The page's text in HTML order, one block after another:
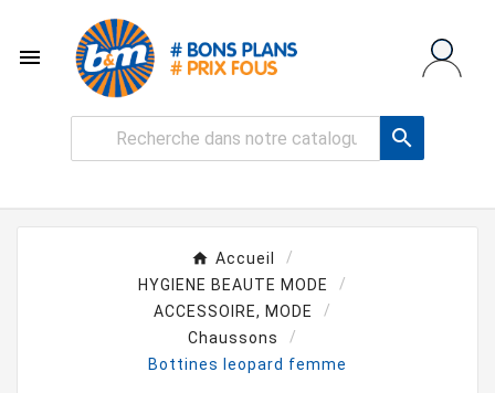


Accueil
HYGIENE BEAUTE MODE
ACCESSOIRE, MODE
Chaussons
Bottines leopard femme